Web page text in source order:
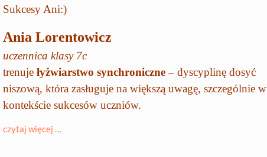
Sukcesy Ani:)
Ania Lorentowicz
uczennica klasy 7c
trenuje łyżwiarstwo synchroniczne– dyscyplinę dosyć
niszową, która zasługuje na większą uwagę, szczególnie w
kontekście sukcesów uczniów.
czytaj więcej …